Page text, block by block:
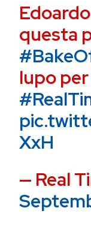
questa
lupo
XxH
— Real